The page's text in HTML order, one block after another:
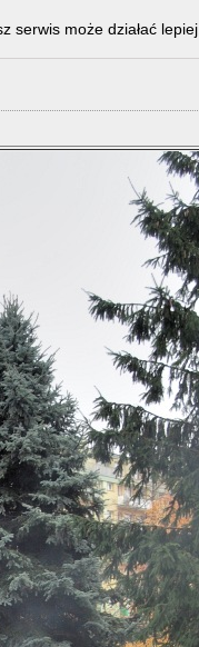
serwis może działać lepiej.